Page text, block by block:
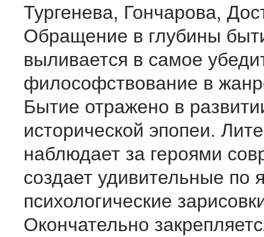
Тургенева, Гончарова,
Обращение в глубины
выливается в самое
философствование в
Бытие отражено в
исторической эпопеи.
наблюдает за героями
создает удивительные по
психологические
Окончательно